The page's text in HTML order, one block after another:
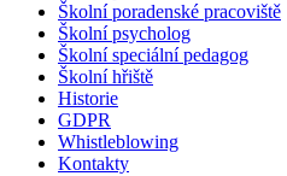
Školní poradenské pracoviště
Školní psycholog
Školní speciální pedagog
Školní hřiště
Historie
GDPR
Whistleblowing
Kontakty